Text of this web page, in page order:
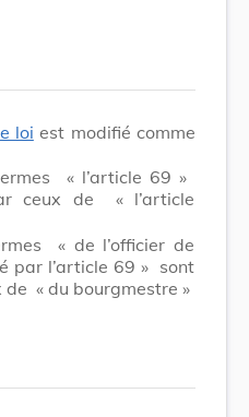
loi est modifié comme
« l’article 69 »
ceux de
« l’article
« de l’officier de
par l’article 69 » sont
de « du bourgmestre »